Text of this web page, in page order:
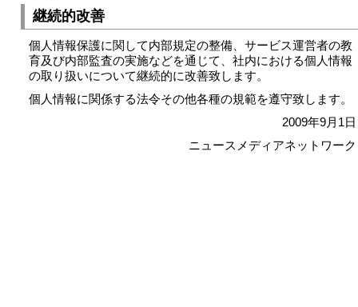
継続的改善
個人情報保護に関して内部規定の整備、サービス運営者の教
育及び内部監査の実施などを通じて、社内における個人情報
の取り扱いについて継続的に改善致します。
個人情報に関係する法令その他各種の規範を遵守致します。
2009年9月1日
ニュースメディアネットワーク